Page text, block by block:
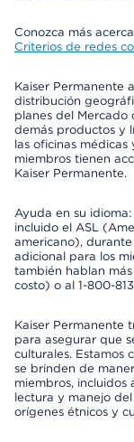
Conozca más
Criterios de redes
Kaiser Permanente
distribución
planes del Mercado
demás productos y
las oficinas
miembros tienen
Kaiser Permanente.
Ayuda en su
incluido el ASL
americano),
adicional para los
también hablan
costo) o al 1-800-
Kaiser Permanente
para asegurar que
culturales. Estamos
se brinden de
miembros, incluidos
lectura y manejo
orígenes étnicos y